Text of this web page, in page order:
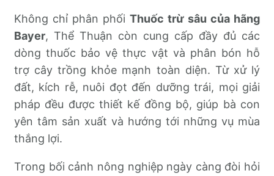
Không chỉ phân phối Thuốc trừ sâu của hãng
Bayer, Thể Thuận còn cung cấp đầy đủ các
dòng thuốc bảo vệ thực vật và phân bón hỗ
trợ cây trồng khỏe mạnh toàn diện. Từ xử lý
đất, kích rễ, nuôi đọt đến dưỡng trái, mọi giải
pháp đều được thiết kế đồng bộ, giúp bà con
yên tâm sản xuất và hướng tới những vụ mùa
thắng lợi.
Trong bối cảnh nông nghiệp ngày càng đòi hỏi